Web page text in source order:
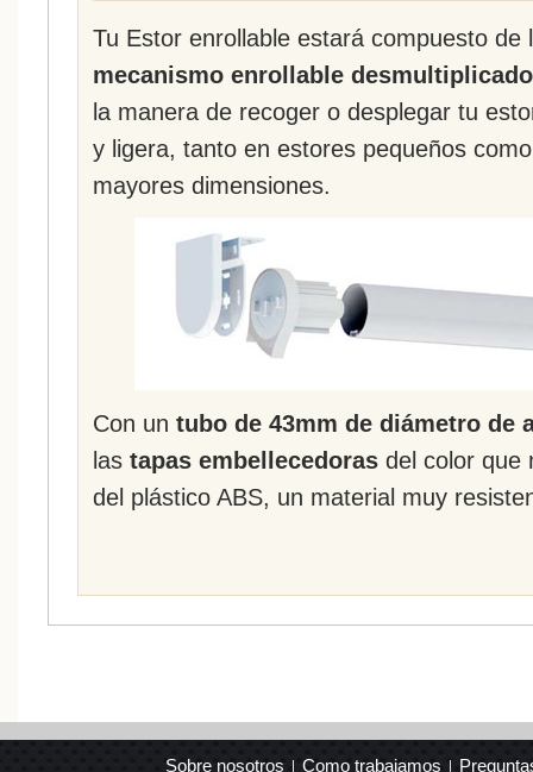
Tu Estor enrollable estará compuesto
mecanismo enrollable
la manera de recoger o desplegar tu
y ligera, tanto en estores pequeños
mayores dimensiones.
Con un tubo de 43mm de diámetro de
las tapas embellecedoras del color que
del plástico ABS, un material muy
Sobre nosotros Como trabajamos